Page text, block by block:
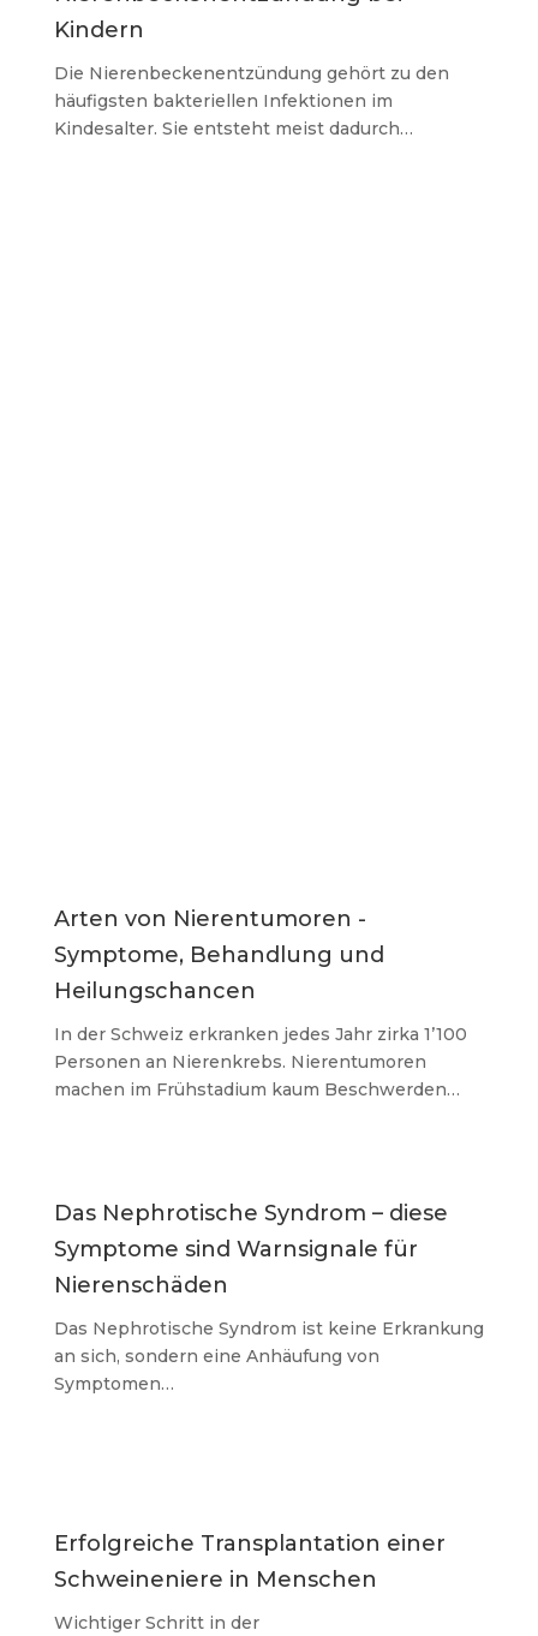
Kindern
Die Nierenbeckenentzündung gehört zu den
häufigsten bakteriellen Infektionen im
Kindesalter. Sie entsteht meist dadurch…
Arten von Nierentumoren -
Symptome, Behandlung und
Heilungschancen
In der Schweiz erkranken jedes Jahr zirka 1’100
Personen an Nierenkrebs. Nierentumoren
machen im Frühstadium kaum Beschwerden…
Das Nephrotische Syndrom – diese
Symptome sind Warnsignale für
Nierenschäden
Das Nephrotische Syndrom ist keine Erkrankung
an sich, sondern eine Anhäufung von
Symptomen…
Erfolgreiche Transplantation einer
Schweineniere in Menschen
Wichtiger Schritt in der